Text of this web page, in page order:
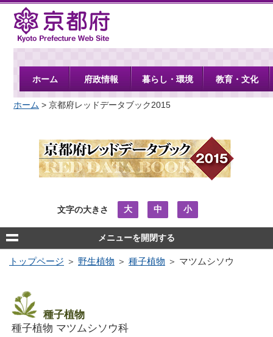
京都府
ホーム 府政情報 暮らし・環境 教育・文化
ホーム > 京都府レッドデータブック2015
文字の大きさ 大 中 小
メニューを開閉する
トップページ ＞ 野生植物 ＞ 種子植物 ＞ マツムシソウ
種子植物
種子植物 マツムシソウ科